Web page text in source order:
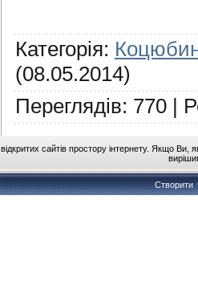
Категорія:
(08.05.2014)
Переглядів: 770 |
відкритих сайтів простору інтернету. Якщо
Створити